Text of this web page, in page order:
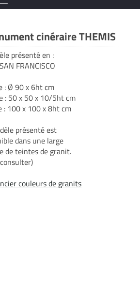
cinéraire THEMIS
présenté en :
FRANCISCO
: Ø 90 x 6ht cm
: 50 x 50 x 10/5ht cm
: 100 x 100 x 8ht cm
présenté est
dans une large
de teintes de granit.
couleurs de granits